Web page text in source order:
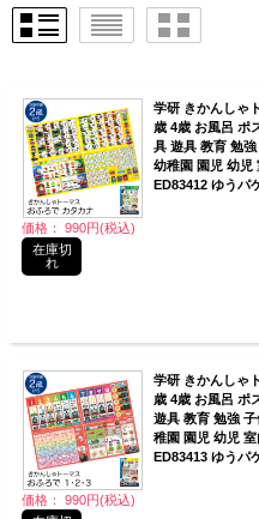
学研 きかんしゃ
歳 4歳 お風呂 ポ
具 遊具 教育 勉
幼稚園 園児 幼児
ED83412 ゆうパ
価格： 990円(税込)
在庫切
れ
学研 きかんしゃ
歳 4歳 お風呂 ポ
遊具 教育 勉強
稚園 園児 幼児
ED83413 ゆうパ
価格： 990円(税込)